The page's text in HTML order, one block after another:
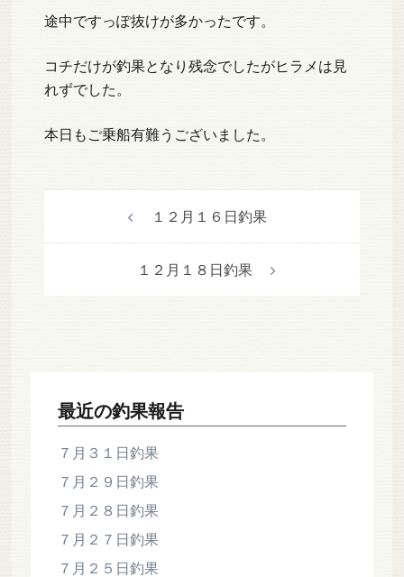
途中ですっぽ抜けが多かったです。
コチだけが釣果となり残念でしたがヒラメは見
れずでした。
本日もご乗船有難うございました。
ナ
ン
１２月１６日釣果
１２月１８日釣果
最近の釣果報告
７月３１日釣果
７月２９日釣果
７月２８日釣果
７月２７日釣果
７月２５日釣果